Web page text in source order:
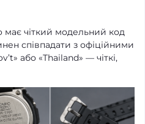
має чіткий модельний код
співпадати з офіційними
або «Thailand» — чіткі,